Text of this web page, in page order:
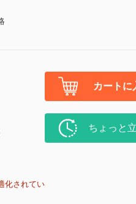
化されてい
カートに
ちょっと